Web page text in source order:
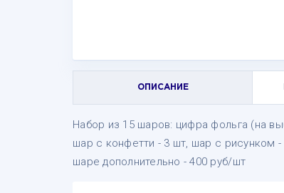
ОПИСАНИЕ
Набор из 15 шаров: цифра фольга (на
шар с конфетти - 3 шт, шар с рисунком
шаре дополнительно - 400 руб/шт